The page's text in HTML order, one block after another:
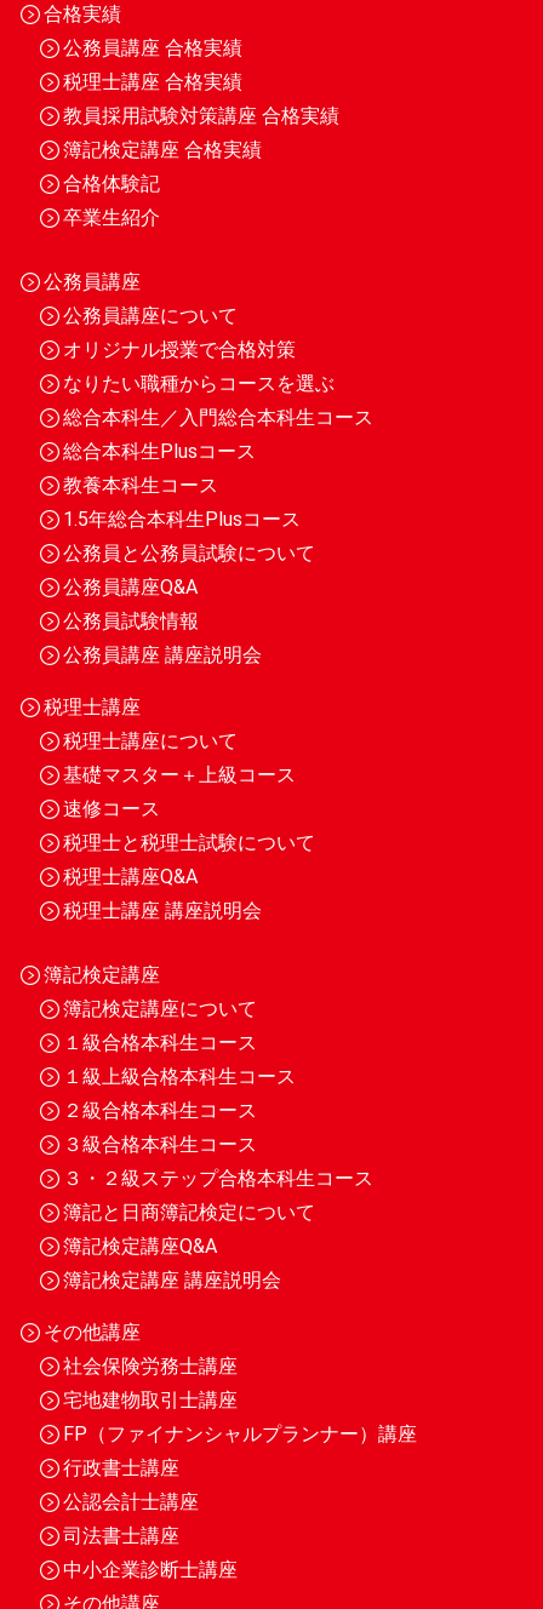
合格実績
公務員講座 合格実績
税理士講座 合格実績
教員採用試験対策講座 合格実績
簿記検定講座 合格実績
合格体験記
卒業生紹介
公務員講座
公務員講座について
オリジナル授業で合格対策
なりたい職種からコースを選ぶ
総合本科生／入門総合本科生コース
総合本科生Plusコース
教養本科生コース
1.5年総合本科生Plusコース
公務員と公務員試験について
公務員講座Q&A
公務員試験情報
公務員講座 講座説明会
税理士講座
税理士講座について
基礎マスター＋上級コース
速修コース
税理士と税理士試験について
税理士講座Q&A
税理士講座 講座説明会
簿記検定講座
簿記検定講座について
１級合格本科生コース
１級上級合格本科生コース
２級合格本科生コース
３級合格本科生コース
３・２級ステップ合格本科生コース
簿記と日商簿記検定について
簿記検定講座Q&A
簿記検定講座 講座説明会
その他講座
社会保険労務士講座
宅地建物取引士講座
FP（ファイナンシャルプランナー）講座
行政書士講座
公認会計士講座
司法書士講座
中小企業診断士講座
その他講座